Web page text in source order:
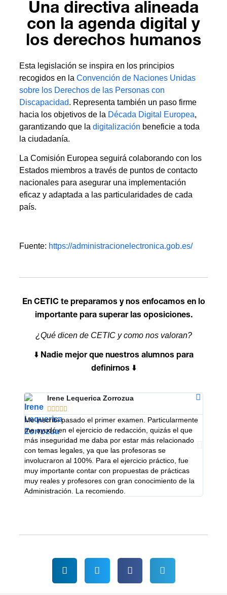
Una directiva alineada
con la agenda digital y
los derechos humanos
Esta legislación se inspira en los principios
recogidos en la Convención de Naciones Unidas
sobre los Derechos de las Personas con
Discapacidad. Representa también un paso firme
hacia los objetivos de la Década Digital Europea,
garantizando que la digitalización beneficie a toda
la ciudadanía.
La Comisión Europea seguirá colaborando con los
Estados miembros a través de puntos de contacto
nacionales para asegurar una implementación
eficaz y adaptada a las particularidades de cada
país.
Fuente: https://administracionelectronica.gob.es/
En CETIC te preparamos y nos enfocamos en lo
importante para superar las oposiciones.
¿Qué dicen de CETIC y como nos valoran?
⬇️ Nadie mejor que nuestros alumnos para
definirnos ⬇️
Irene Lequerica Zorrozua
    
Me inscribí pasado el primer examen. Particularmente
me ayudó en el ejercicio de redacción, quizás el que
más inseguridad me daba por estar más relacionado
con temas legales, ya que las profesoras se
involucraron al 100%. Para el ejercicio práctico, fue
muy importante contar con propuestas de prácticas
muy reales y profesores con gran conocimiento de la
Administración. La recomiendo.